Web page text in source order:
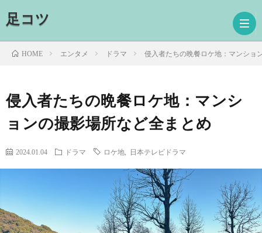
足コツ
マ
画読
書
プ
HOME エンタメ ドラマ 侵入者たちの晩餐ロケ地：マンショ
侵入者たちの晩餐ロケ地：マンシ
ョンの撮影場所など全まとめ
2024.01.04 ドラマ ロケ地 日本テレビドラマ